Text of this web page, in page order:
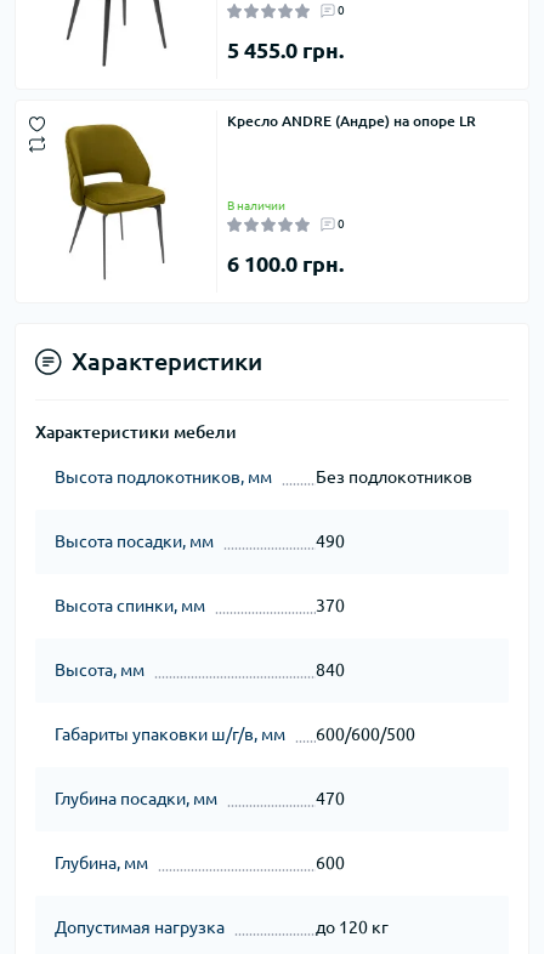
0
5 455.0 грн.
Кресло ANDRE (Андре) на опоре LR
В наличии
0
6 100.0 грн.
Характеристики
Характеристики мебели
Высота подлокотников, мм Без подлокотников
Высота посадки, мм 490
Высота спинки, мм 370
Высота, мм 840
Габариты упаковки ш/г/в, мм 600/600/500
Глубина посадки, мм 470
Глубина, мм 600
Допустимая нагрузка до 120 кг